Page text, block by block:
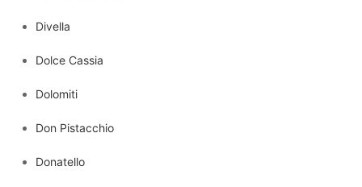
Divella
Dolce Cassia
Dolomiti
Don Pistacchio
Donatello